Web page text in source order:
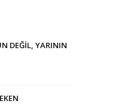
DEĞİL, YARININ